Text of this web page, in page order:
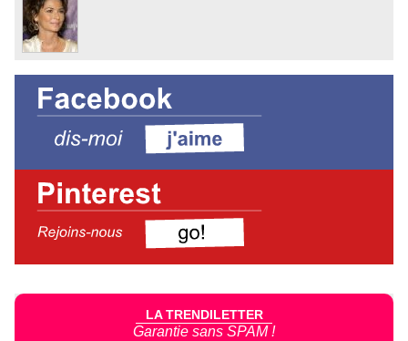
LA TRENDILETTER
Garantie sans SPAM !